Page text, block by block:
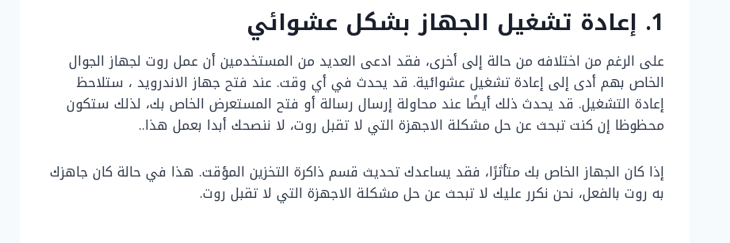
1. إعادة تشغيل الجهاز بشكل عشوائي
على الرغم من اختلافه من حالة إلى أخرى، فقد ادعى العديد من المستخدمين أن عمل روت لجهاز الجوال
الخاص بهم أدى إلى إعادة تشغيل عشوائية. قد يحدث في أي وقت. عند فتح جهاز الاندرويد ، ستلاحظ
إعادة التشغيل. قد يحدث ذلك أيضًا عند محاولة إرسال رسالة أو فتح المستعرض الخاص بك، لذلك ستكون
محظوظا إن كنت تبحث عن حل مشكلة الاجهزة التي لا تقبل روت، لا ننصحك أبدا بعمل هذا..
إذا كان الجهاز الخاص بك متأثرًا، فقد يساعدك تحديث قسم ذاكرة التخزين المؤقت. هذا في حالة كان جاهزك
به روت بالفعل، نحن نكرر عليك لا تبحث عن حل مشكلة الاجهزة التي لا تقبل روت.